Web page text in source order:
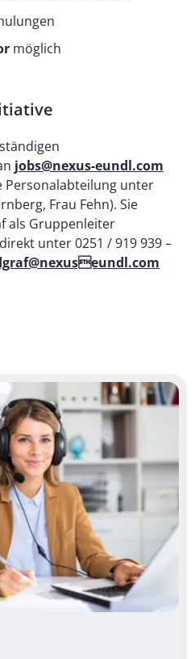
möglich
jobs@nexus-eundl.com
Personalabteilung unter
Frau Fehn). Sie
als Gruppenleiter
unter 0251 / 919 939 –